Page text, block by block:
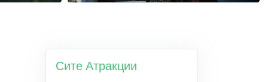
Сите Атракции